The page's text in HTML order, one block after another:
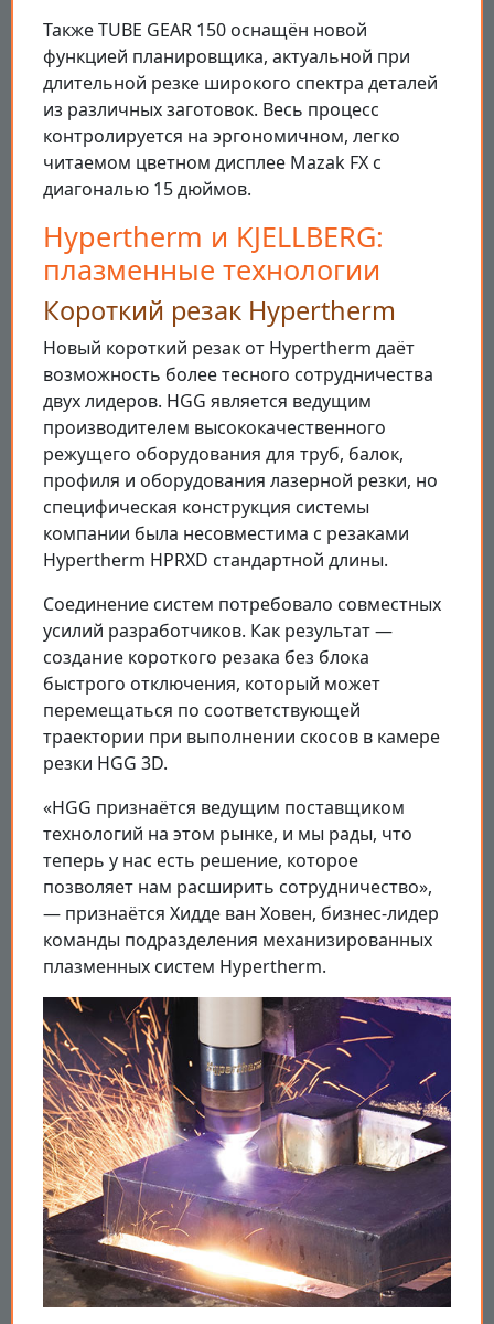
Также TUBE GEAR 150 оснащён новой
функцией планировщика, актуальной при
длительной резке широкого спектра деталей
из различных заготовок. Весь процесс
контролируется на эргономичном, легко
читаемом цветном дисплее Mazak FX с
диагональю 15 дюймов.
Hypertherm и KJELLBERG:
плазменные технологии
Короткий резак Hypertherm
Новый короткий резак от Hypertherm даёт
возможность более тесного сотрудничества
двух лидеров. HGG является ведущим
производителем высококачественного
режущего оборудования для труб, балок,
профиля и оборудования лазерной резки, но
специфическая конструкция системы
компании была несовместима с резаками
Hypertherm HPRXD стандартной длины.
Соединение систем потребовало совместных
усилий разработчиков. Как результат —
создание короткого резака без блока
быстрого отключения, который может
перемещаться по соответствующей
траектории при выполнении скосов в камере
резки HGG 3D.
«HGG признаётся ведущим поставщиком
технологий на этом рынке, и мы рады, что
теперь у нас есть решение, которое
позволяет нам расширить сотрудничество»,
— признаётся Хидде ван Ховен, бизнес-лидер
команды подразделения механизированных
плазменных систем Hypertherm.